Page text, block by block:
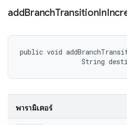
addBranchTransitionIn
public void
String
พารามิเตอร์